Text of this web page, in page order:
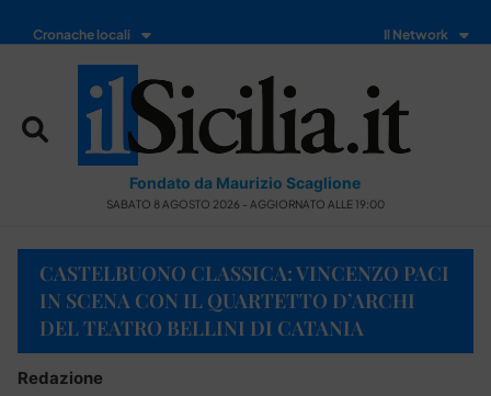
Cronache locali Il Network
Fondato da Maurizio Scaglione
SABATO 8 AGOSTO 2026 - AGGIORNATO ALLE 19:00
CASTELBUONO CLASSICA: VINCENZO PACI
IN SCENA CON IL QUARTETTO D’ARCHI
DEL TEATRO BELLINI DI CATANIA
Redazione